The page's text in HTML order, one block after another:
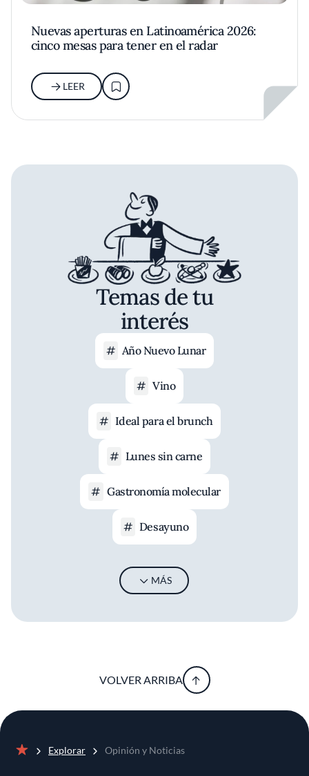
Nuevas aperturas en Latinoamérica 2026:
cinco mesas para tener en el radar
LEER
Temas de tu
interés
Año Nuevo Lunar
Vino
Ideal para el brunch
Lunes sin carne
Gastronomía molecular
Desayuno
MÁS
VOLVER ARRIBA
Explorar Opinión y Noticias